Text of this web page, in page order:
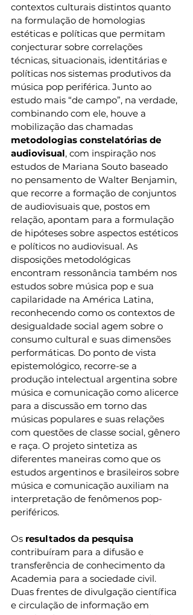
contextos culturais distintos quanto
na formulação de homologias
estéticas e políticas que permitam
conjecturar sobre correlações
técnicas, situacionais, identitárias e
políticas nos sistemas produtivos da
música pop periférica. Junto ao
estudo mais “de campo”, na verdade,
combinando com ele, houve a
mobilização das chamadas
metodologias constelatórias de
audiovisual, com inspiração nos
estudos de Mariana Souto baseado
no pensamento de Walter Benjamin,
que recorre a formação de conjuntos
de audiovisuais que, postos em
relação, apontam para a formulação
de hipóteses sobre aspectos estéticos
e políticos no audiovisual. As
disposições metodológicas
encontram ressonância também nos
estudos sobre música pop e sua
capilaridade na América Latina,
reconhecendo como os contextos de
desigualdade social agem sobre o
consumo cultural e suas dimensões
performáticas. Do ponto de vista
epistemológico, recorre-se a
produção intelectual argentina sobre
música e comunicação como alicerce
para a discussão em torno das
músicas populares e suas relações
com questões de classe social, gênero
e raça. O projeto sintetiza as
diferentes maneiras como que os
estudos argentinos e brasileiros sobre
música e comunicação auxiliam na
interpretação de fenômenos pop-
periféricos.
Os resultados da pesquisa
contribuíram para a difusão e
transferência de conhecimento da
Academia para a sociedade civil.
Duas frentes de divulgação científica
e circulação de informação em